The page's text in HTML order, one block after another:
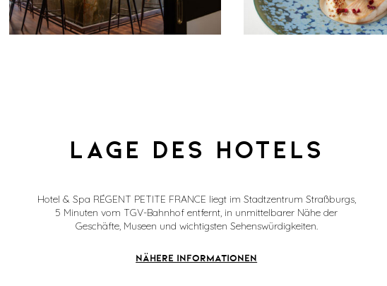
Lage des hotels
Hotel & Spa RÉGENT PETITE FRANCE liegt im Stadtzentrum Straßburgs,
5 Minuten vom TGV-Bahnhof entfernt, in unmittelbarer Nähe der
Geschäfte, Museen und wichtigsten Sehenswürdigkeiten.
NÄHERE INFORMATIONEN